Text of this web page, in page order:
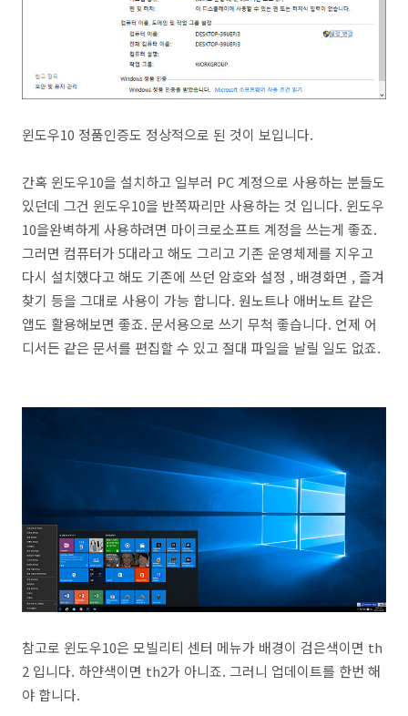
윈도우10 정품인증도 정상적으로 된 것이 보입니다.
간혹 윈도우10을 설치하고 일부러 PC 계정으로 사용하는 분들도
있던데 그건 윈도우10을 반쪽짜리만 사용하는 것 입니다. 윈도우
10을완벽하게 사용하려면 마이크로소프트 계정을 쓰는게 좋죠.
그러면 컴퓨터가 5대라고 해도 그리고 기존 운영체제를 지우고
다시 설치했다고 해도 기존에 쓰던 암호와 설정 , 배경화면 , 즐겨
찾기 등을 그대로 사용이 가능 합니다. 원노트나 애버노트 같은
앱도 활용해보면 좋죠. 문서용으로 쓰기 무척 좋습니다. 언제 어
디서든 같은 문서를 편집할 수 있고 절대 파일을 날릴 일도 없죠.
참고로 윈도우10은 모빌리티 센터 메뉴가 배경이 검은색이면 th
2 입니다. 하얀색이면 th2가 아니죠. 그러니 업데이트를 한번 해
야 합니다.